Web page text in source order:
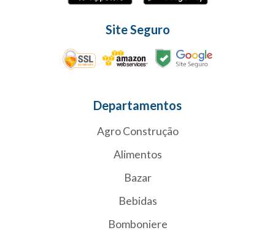
Site Seguro
Departamentos
Agro Construção
Alimentos
Bazar
Bebidas
Bomboniere